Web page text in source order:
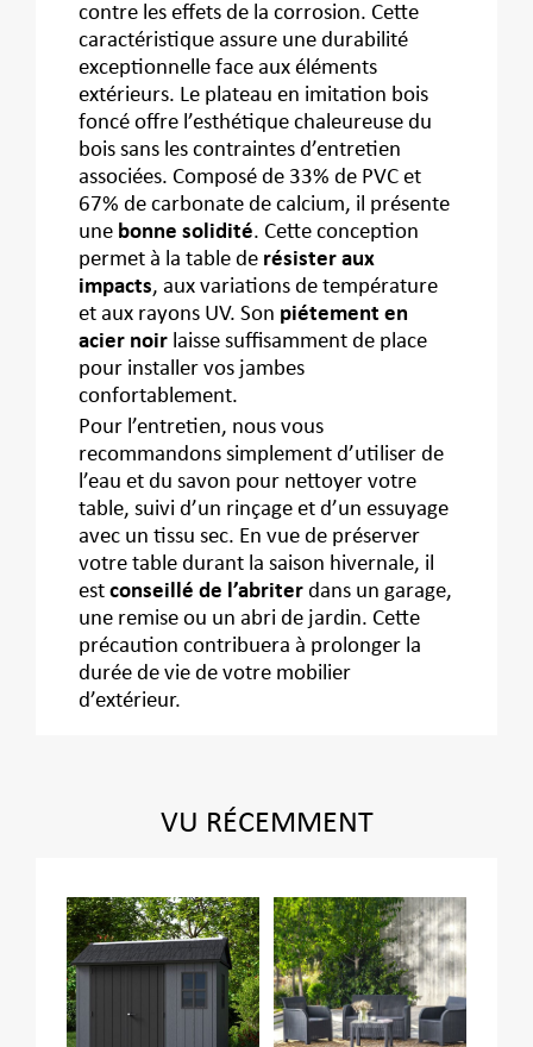
contre les effets de la corrosion. Cette
caractéristique assure une durabilité
exceptionnelle face aux éléments
extérieurs. Le plateau en imitation bois
foncé offre l’esthétique chaleureuse du
bois sans les contraintes d’entretien
associées. Composé de 33% de PVC et
67% de carbonate de calcium, il présente
une bonne solidité. Cette conception
permet à la table de résister aux
impacts, aux variations de température
et aux rayons UV. Son piétement en
acier noir laisse suffisamment de place
pour installer vos jambes
confortablement.
Pour l’entretien, nous vous
recommandons simplement d’utiliser de
l’eau et du savon pour nettoyer votre
table, suivi d’un rinçage et d’un essuyage
avec un tissu sec. En vue de préserver
votre table durant la saison hivernale, il
estconseillé de l’abriter dans un garage,
une remise ou un abri de jardin. Cette
précaution contribuera à prolonger la
durée de vie de votre mobilier
d’extérieur.
VU RÉCEMMENT